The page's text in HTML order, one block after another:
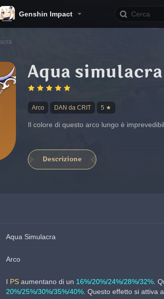
Genshin Impact
Aqua simulacra
Arco DAN da CRIT 5 ★
Il colore di questo arco lungo è
Descrizione
Aqua Simulacra
Arco
I PS aumentano di un 16%/20%/24%/28%/32% .
20%/25%/30%/35%/40% . Questo effetto si attiva